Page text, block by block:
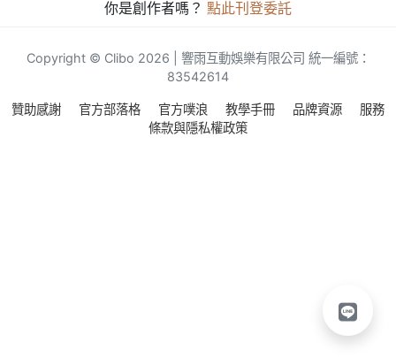
你是創作者嗎？ 點此刊登委託
Copyright © Clibo 2026 | 響雨互動娛樂有限公司 統一編號：
83542614
贊助感謝 官方部落格 官方噗浪 教學手冊 品牌資源
服務
條款與隱私權政策